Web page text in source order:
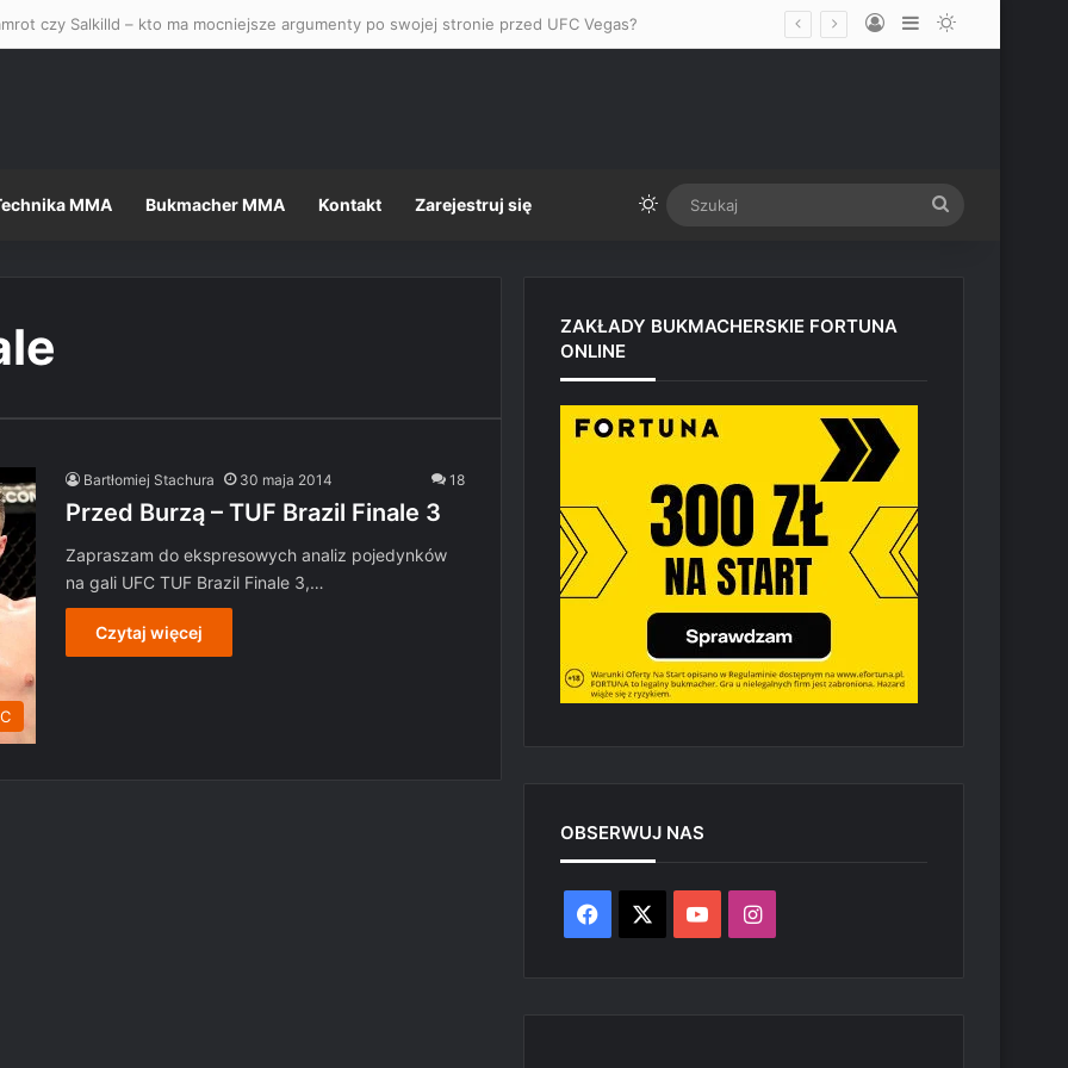
czy Salkilld – kto ma mocniejsze argumenty po swojej stronie przed UFC Vegas? Log InSidebarSwitch skin
MMA Bukmacher MMA Kontakt Zarejestruj się Switch skin
Bartłomiej Stachura 30 maja 2014 18
Przed Burzą – TUF Brazil Finale 3
Zapraszam do ekspresowych analiz pojedynków
na gali UFC TUF Brazil Finale 3,…
Czytaj więcej
ZAKŁADY BUKMACHERSKIE FORTUNA
ONLINE
OBSERWUJ NAS
Facebook YouTubeInstagram